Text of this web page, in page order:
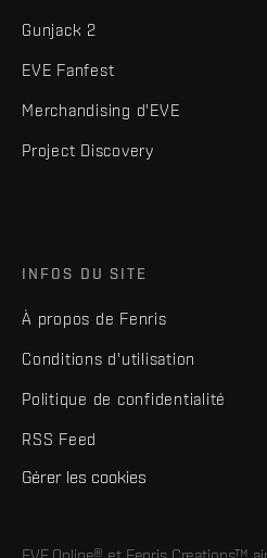
Gunjack 2
EVE Fanfest
Merchandising d'EVE
Project Discovery
INFOS DU SITE
À propos de Fenris
Conditions d'utilisation
Politique de confidentialité
RSS Feed
Gérer les cookies